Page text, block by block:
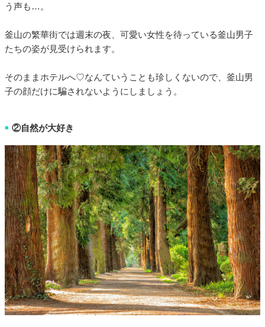
う声も…。
釜山の繁華街では週末の夜、可愛い女性を待っている釜山男子
たちの姿が見受けられます。
そのままホテルへ♡なんていうことも珍しくないので、釜山男
子の顔だけに騙されないようにしましょう。
■ ②自然が大好き